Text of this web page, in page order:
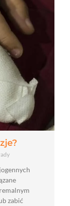
zabić